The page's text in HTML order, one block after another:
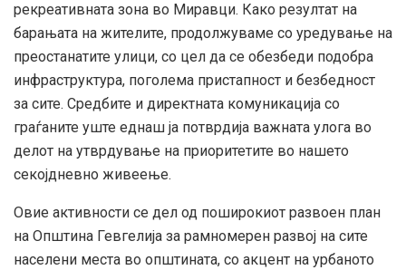
рекреативната зона во Миравци. Како резултат на
барањата на жителите, продолжуваме со уредување на
преостанатите улици, со цел да се обезбеди подобра
инфраструктура, поголема пристапност и безбедност
за сите. Средбите и директната комуникација со
граѓаните уште еднаш ја потврдија важната улога во
делот на утврдување на приоритетите во нашето
секојдневно живеење.
Овие активности се дел од поширокиот развоен план
на Општина Гевгелија за рамномерен развој на сите
населени места во општината, со акцент на урбаното